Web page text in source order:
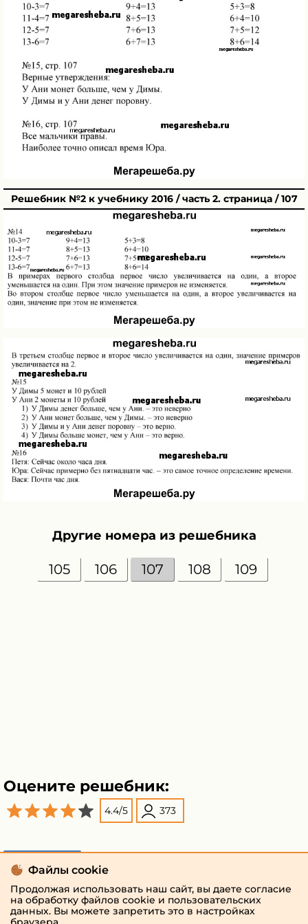
Решебник №2 к учебнику 2016 / часть 2. страница / 107
Другие номера из решебника
105 106 107 108 109
Оцените решебник:
4.4/5 373
Файлы cookie
Продолжая использовать наш сайт, вы даете согласие
на обработку файлов cookie и пользовательских
данных. Вы можете запретить это в настройках